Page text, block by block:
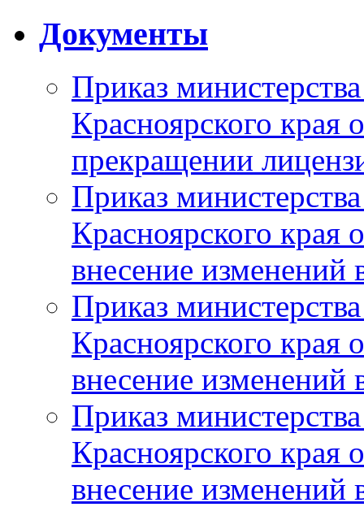
Документы
Приказ
Красноярского
прекращении
Приказ
Красноярского
внесение изменений
Приказ
Красноярского
внесение изменений
Приказ
Красноярского
внесение изменений